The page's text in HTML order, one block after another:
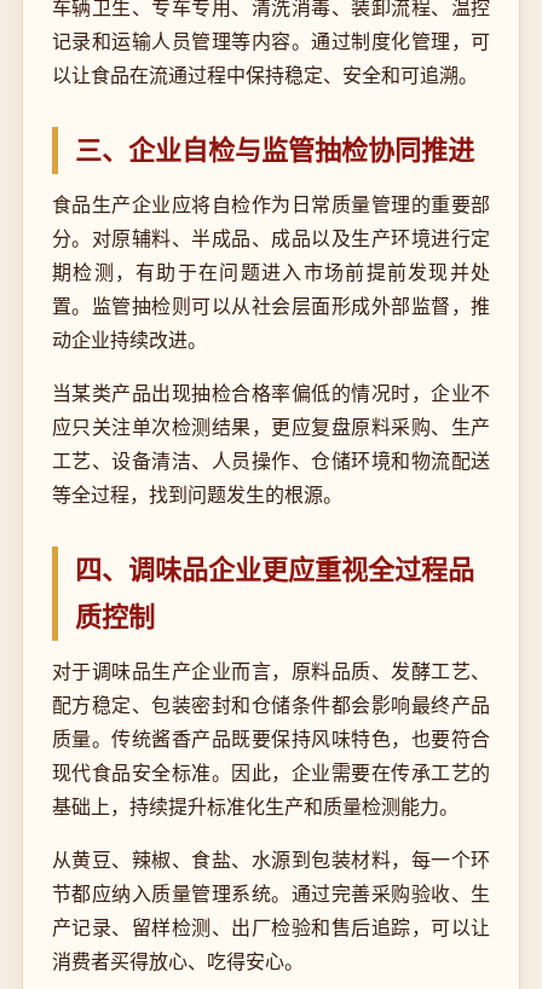
车辆卫生、专车专用、清洗消毒、装卸流程、温控
记录和运输人员管理等内容。通过制度化管理，可
以让食品在流通过程中保持稳定、安全和可追溯。
三、企业自检与监管抽检协同推进
食品生产企业应将自检作为日常质量管理的重要部
分。对原辅料、半成品、成品以及生产环境进行定
期检测，有助于在问题进入市场前提前发现并处
置。监管抽检则可以从社会层面形成外部监督，推
动企业持续改进。
当某类产品出现抽检合格率偏低的情况时，企业不
应只关注单次检测结果，更应复盘原料采购、生产
工艺、设备清洁、人员操作、仓储环境和物流配送
等全过程，找到问题发生的根源。
四、调味品企业更应重视全过程品
质控制
对于调味品生产企业而言，原料品质、发酵工艺、
配方稳定、包装密封和仓储条件都会影响最终产品
质量。传统酱香产品既要保持风味特色，也要符合
现代食品安全标准。因此，企业需要在传承工艺的
基础上，持续提升标准化生产和质量检测能力。
从黄豆、辣椒、食盐、水源到包装材料，每一个环
节都应纳入质量管理系统。通过完善采购验收、生
产记录、留样检测、出厂检验和售后追踪，可以让
消费者买得放心、吃得安心。